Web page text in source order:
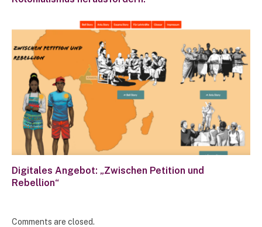
Digitales Angebot: „Zwischen Petition und
Rebellion“
Comments are closed.